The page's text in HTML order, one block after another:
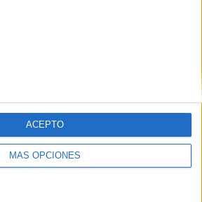
MÁS OPCIONES
ACEPTO